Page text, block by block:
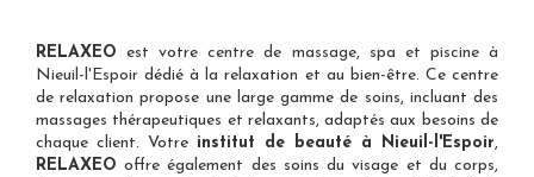
RELAXEO est votrecentre de massage, spa et piscine à
Nieuil-l'Espoir dédié à la relaxation et au bien-être. Ce centre
de relaxation propose une large gamme de soins, incluant des
massages thérapeutiques et relaxants, adaptés aux besoins de
chaque client. Votre institut de beauté à Nieuil-l'Espoir,
RELAXEO offre également des soins du visage et du corps,